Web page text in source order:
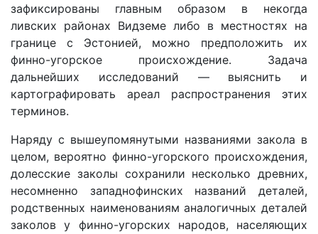
зафиксированы главным образом в некогда
ливских районах Видземе либо в местностях на
границе с Эстонией, можно предположить их
финно-угорское происхождение. Задача
дальнейших исследований — выяснить и
картографировать ареал распространения этих
терминов.
Наряду с вышеупомянутыми названиями закола в
целом, вероятно финно-угорского происхождения,
долесские заколы сохранили несколько древних,
несомненно западнофинских названий деталей,
родственных наименованиям аналогичных деталей
заколов у финно-угорских народов, населяющих